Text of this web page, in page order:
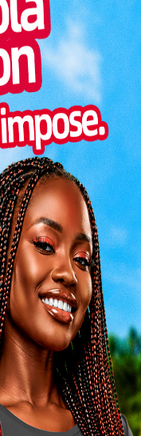
de paracétamol et de
contre les douleurs
les céphalées
doit être encadrée, en
et des effets
les mécanismes de
un médicament,
être jugé non
suivi rigoureux et